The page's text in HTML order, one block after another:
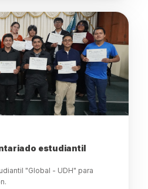
estudiantil
"Global - UDH" para